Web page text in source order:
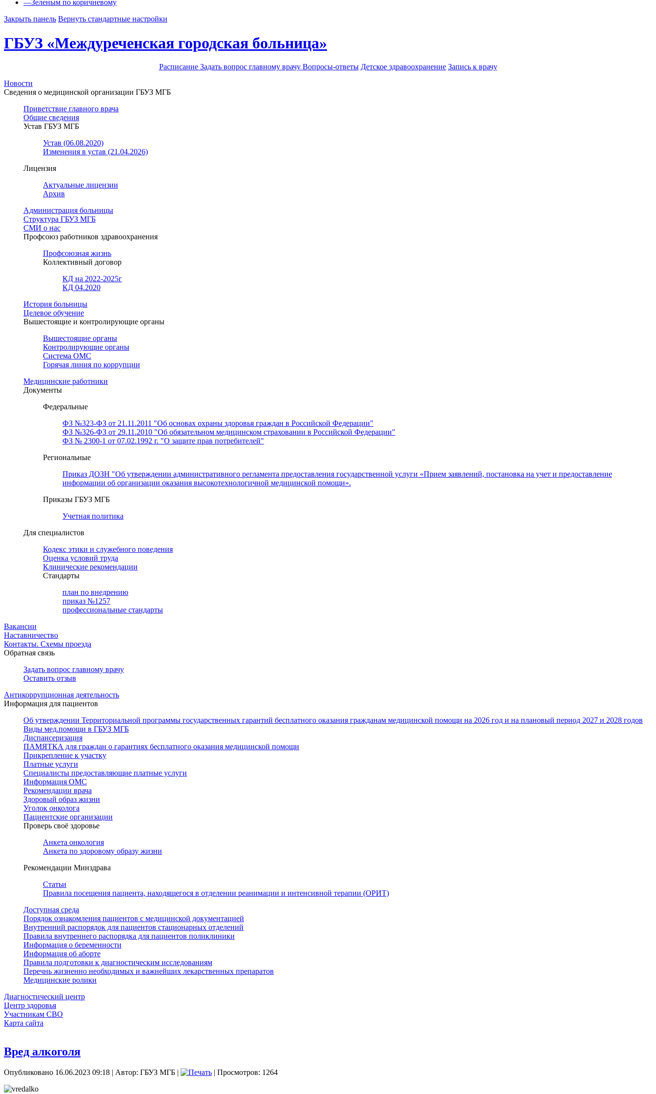
—Зеленым по коричневому
Закрыть панель Вернуть стандартные настройки
ГБУЗ «Междуреченская городская больница»
Расписание Задать вопрос главному врачу Вопросы-ответы Детское здравоохранение Запись к врачу
Новости
Сведения о медицинской организации ГБУЗ МГБ
Приветствие главного врача
Общие сведения
Устав ГБУЗ МГБ
Устав (06.08.2020)
Изменения в устав (21.04.2026)
Лицензия
Актуальные лицензии
Архив
Администрация больницы
Структура ГБУЗ МГБ
СМИ о нас
Профсоюз работников здравоохранения
Профсоюзная жизнь
Коллективный договор
КД на 2022-2025г
КД 04.2020
История больницы
Целевое обучение
Вышестоящие и контролирующие органы
Вышестоящие органы
Контролирующие органы
Система ОМС
Горячая линия по коррупции
Медицинские работники
Документы
Федеральные
ФЗ №323-ФЗ от 21.11.2011 "Об основах охраны здоровья граждан в Российской Федерации"
ФЗ №326-ФЗ от 29.11.2010 "Об обязательном медицинском страховании в Российской Федерации"
ФЗ № 2300-1 от 07.02.1992 г. "О защите прав потребителей"
Региональные
Приказ ДОЗН "Об утверждении административного регламента предоставления государственной услуги «Прием заявлений, постановка на учет и предоставление
информации об организации оказания высокотехнологичной медицинской помощи».
Приказы ГБУЗ МГБ
Учетная политика
Для специалистов
Кодекс этики и служебного поведения
Оценка условий труда
Клинические рекомендации
Cтандарты
план по внедрению
приказ №1257
профессиональные стандарты
Вакансии
Наставничество
Контакты. Схемы проезда
Обратная связь
Задать вопрос главному врачу
Оставить отзыв
Антикоррупционная деятельность
Информация для пациентов
Об утверждении Территориальной программы государственных гарантий бесплатного оказания гражданам медицинской помощи на 2026 год и на плановый период 2027 и 2028 годов
Виды мед.помощи в ГБУЗ МГБ
Диспансеризация
ПАМЯТКА для граждан о гарантиях бесплатного оказания медицинской помощи
Прикрепление к участку
Платные услуги
Специалисты предоставляющие платные услуги
Информация ОМС
Рекомендации врача
Здоровый образ жизни
Уголок онколога
Пациентские организации
Проверь своё здоровье
Анкета онкология
Анкета по здоровому образу жизни
Рекомендации Минздрава
Статьи
Правила посещения пациента, находящегося в отделении реанимации и интенсивной терапии (ОРИТ)
Доступная среда
Порядок ознакомления пациентов с медицинской документацией
Внутренний распорядок для пациентов стационарных отделений
Правила внутреннего распорядка для пациентов поликлиники
Информация о беременности
Информация об аборте
Правила подготовки к диагностическим исследованиям
Перечнь жизненно необходимых и важнейших лекарственных препаратов
Медицинские ролики
Диагностический центр
Центр здоровья
Участникам СВО
Карта сайта
Вред алкоголя
Опубликовано 16.06.2023 09:18 | Автор: ГБУЗ МГБ | | Просмотров: 1264